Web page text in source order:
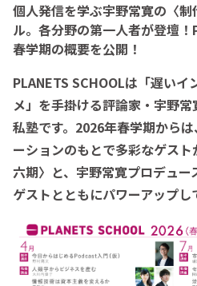
個人発信を学ぶ宇野常寛の〈
ル。各分野の第一人者が登壇
春学期の概要を公開！
PLANETS SCHOOLは「遅い
メ」を手掛ける評論家・宇野
私塾です。2026年春学期から
ーションのもとで多彩なゲス
六期〉と、宇野常寛プロデュ
ゲストとともにパワーアップし